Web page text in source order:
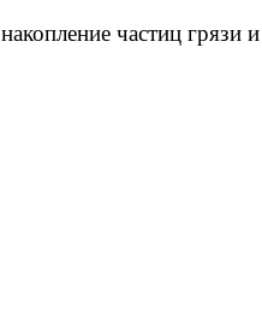
частиц грязи